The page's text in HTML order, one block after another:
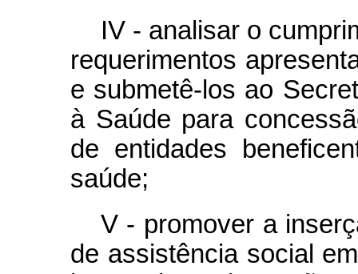
IV - analisar o
requerimentos
e submetê-los ao
à Saúde para
de entidades
saúde;
V - promover a
de assistência social